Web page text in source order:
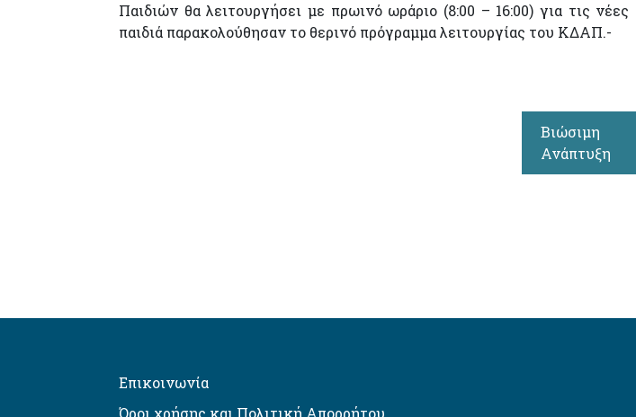
Παιδιών θα λειτουργήσει με πρωινό ωράριο (8:00 – 16:00) για τις
παιδιά παρακολούθησαν το θερινό πρόγραμμα λειτουργίας του ΚΔΑΠ.-
Βιώσιμη
Ανάπτυξη
Επικοινωνία
Όροι χρήσης και Πολιτική Απορρήτου